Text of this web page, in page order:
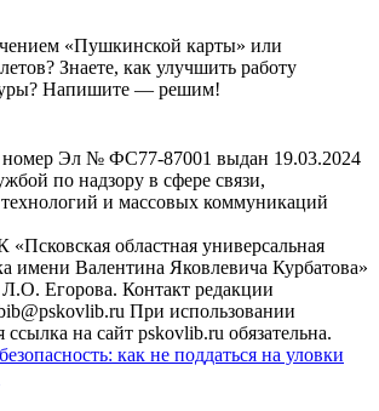
«Пушкинской карты» или
Знаете, как улучшить работу
Напишите — решим!
номер Эл № ФС77-87001 выдан 19.03.2024
по надзору в сфере связи,
и массовых коммуникаций
областная универсальная
имени Валентина Яковлевича Курбатова»
Егорова. Контакт редакции
При использовании
ссылка на сайт pskovlib.ru обязательна.
как не поддаться на уловки